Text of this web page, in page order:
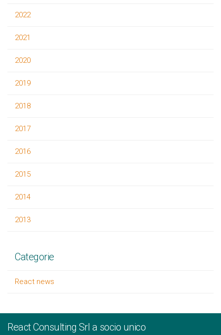
2022
2021
2020
2019
2018
2017
2016
2015
2014
2013
Categorie
React news
React Consulting Srl a socio unico